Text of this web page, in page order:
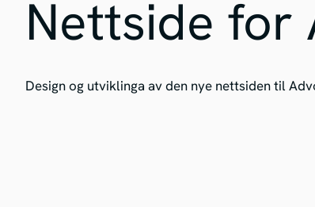
Nettside for
Design og utviklinga av den nye nettsiden til